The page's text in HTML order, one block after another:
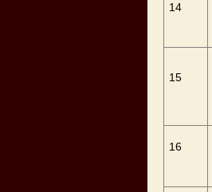
14
15
16